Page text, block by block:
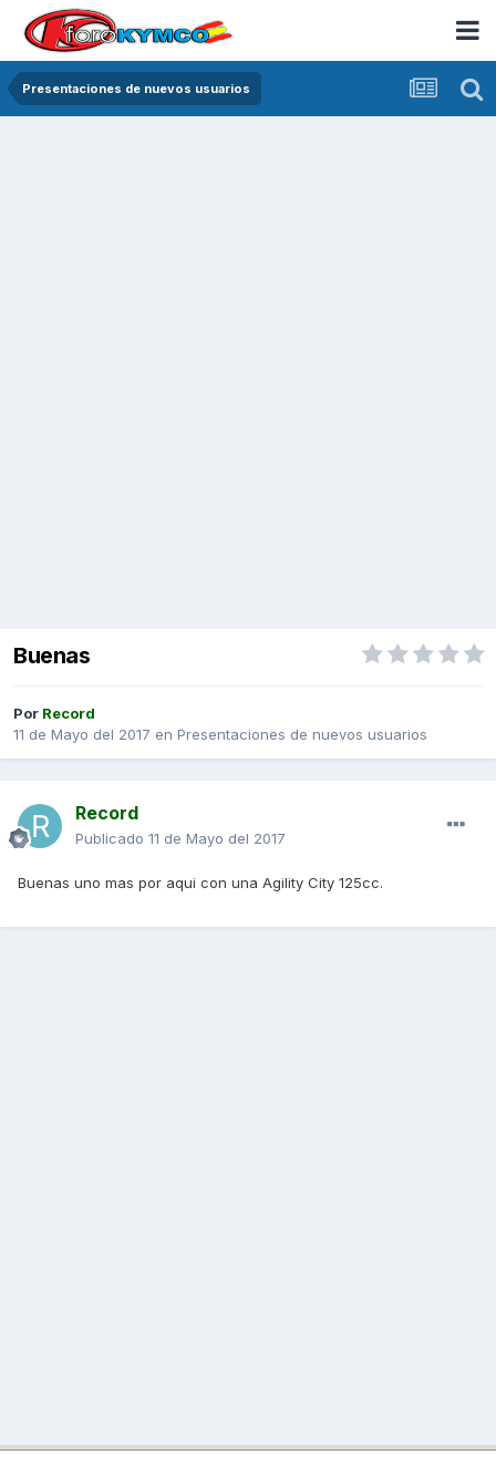
Presentaciones de nuevos usuarios
Buenas
Por Record
11 de Mayo del 2017 en Presentaciones de nuevos usuarios
Record
Publicado 11 de Mayo del 2017
Buenas uno mas por aqui con una Agility City 125cc.